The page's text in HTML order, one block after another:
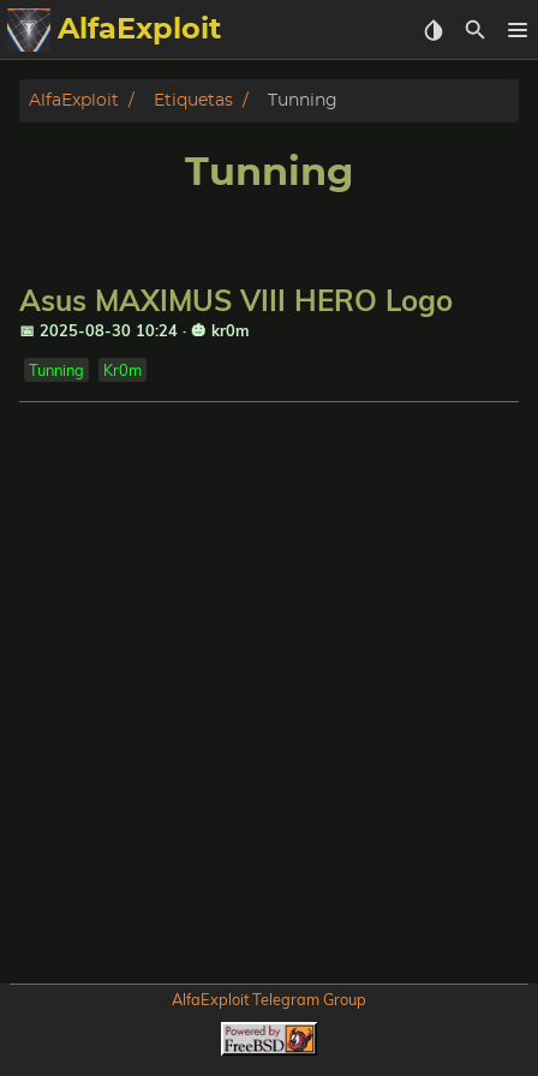
AlfaExploit
Categorias
Badguys
AlfaExploit Etiquetas Tunning
Tunning
Asus MAXIMUS VIII HERO Logo
📅 2025-08-30 10:24 · 🎃 kr0m
Tunning Kr0m
AlfaExploit Telegram Group